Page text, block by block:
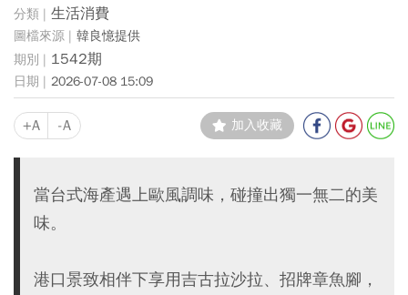
生活消費
韓良憶提供
1542期
2026-07-08 15:09
+A -A 加入收藏
當台式海產遇上歐風調味，碰撞出獨一無二的美
味。
港口景致相伴下享用吉古拉沙拉、招牌章魚腳，